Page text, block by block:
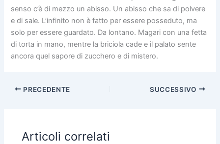
senso c’è di mezzo un abisso. Un abisso che sa di polvere
e di sale. L’infinito non è fatto per essere posseduto, ma
solo per essere guardato. Da lontano. Magari con una fetta
di torta in mano, mentre la briciola cade e il palato sente
ancora quel sapore di zucchero e di mistero.
PRECEDENTE SUCCESSIVO
Articoli correlati